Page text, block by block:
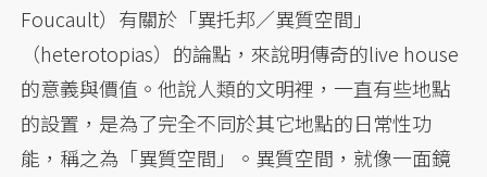
Foucault）有關於「異托邦／異質空間」
（heterotopias）的論點，來說明傳奇的live house
的意義與價值。他說人類的文明裡，一直有些地點
的設置，是為了完全不同於其它地點的日常性功
能，稱之為「異質空間」。異質空間，就像一面鏡